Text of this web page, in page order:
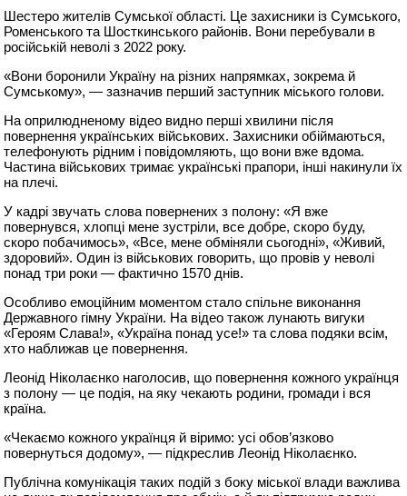
Шестеро жителів Сумської області. Це захисники із Сумського,
Роменського та Шосткинського районів. Вони перебували в
російській неволі з 2022 року.
«Вони боронили Україну на різних напрямках, зокрема й
Сумському», — зазначив перший заступник міського голови.
На оприлюдненому відео видно перші хвилини після
повернення українських військових. Захисники обіймаються,
телефонують рідним і повідомляють, що вони вже вдома.
Частина військових тримає українські прапори, інші накинули їх
на плечі.
У кадрі звучать слова повернених з полону: «Я вже
повернувся, хлопці мене зустріли, все добре, скоро буду,
скоро побачимось», «Все, мене обміняли сьогодні», «Живий,
здоровий». Один із військових говорить, що провів у неволі
понад три роки — фактично 1570 днів.
Особливо емоційним моментом стало спільне виконання
Державного гімну України. На відео також лунають вигуки
«Героям Слава!», «Україна понад усе!» та слова подяки всім,
хто наближав це повернення.
Леонід Ніколаєнко наголосив, що повернення кожного українця
з полону — це подія, на яку чекають родини, громади і вся
країна.
«Чекаємо кожного українця й віримо: усі обов’язково
повернуться додому», — підкреслив Леонід Ніколаєнко.
Публічна комунікація таких подій з боку міської влади важлива